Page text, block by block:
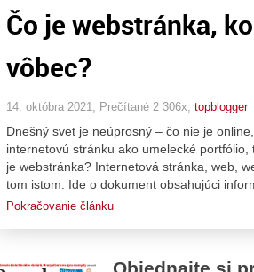
Čo je webstránka,
vôbec?
14. októbra 2021, Prečítané 2 306x, topblogger
Dnešný svet je neúprosný – čo nie je
internetovú stránku ako umelecké
je webstránka? Internetová stránka, web,
tom istom. Ide o dokument obsahujúci
Pokračovanie článku